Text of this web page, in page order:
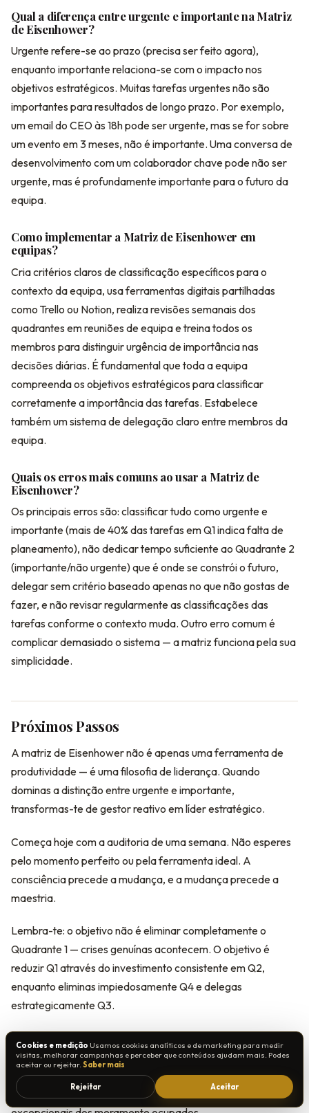
Qual a diferença entre urgente e importante na Matriz
de Eisenhower?
Urgente refere-se ao prazo (precisa ser feito agora),
enquanto importante relaciona-se com o impacto nos
objetivos estratégicos. Muitas tarefas urgentes não são
importantes para resultados de longo prazo. Por exemplo,
um email do CEO às 18h pode ser urgente, mas se for sobre
um evento em 3 meses, não é importante. Uma conversa de
desenvolvimento com um colaborador chave pode não ser
urgente, mas é profundamente importante para o futuro da
equipa.
Como implementar a Matriz de Eisenhower em
equipas?
Cria critérios claros de classificação específicos para o
contexto da equipa, usa ferramentas digitais partilhadas
como Trello ou Notion, realiza revisões semanais dos
quadrantes em reuniões de equipa e treina todos os
membros para distinguir urgência de importância nas
decisões diárias. É fundamental que toda a equipa
compreenda os objetivos estratégicos para classificar
corretamente a importância das tarefas. Estabelece
também um sistema de delegação claro entre membros da
equipa.
Quais os erros mais comuns ao usar a Matriz de
Eisenhower?
Os principais erros são: classificar tudo como urgente e
importante (mais de 40% das tarefas em Q1 indica falta de
planeamento), não dedicar tempo suficiente ao Quadrante 2
(importante/não urgente) que é onde se constrói o futuro,
delegar sem critério baseado apenas no que não gostas de
fazer, e não revisar regularmente as classificações das
tarefas conforme o contexto muda. Outro erro comum é
complicar demasiado o sistema — a matriz funciona pela sua
simplicidade.
Próximos Passos
A matriz de Eisenhower não é apenas uma ferramenta de
produtividade — é uma filosofia de liderança. Quando
dominas a distinção entre urgente e importante,
transformas-te de gestor reativo em líder estratégico.
Começa hoje com a auditoria de uma semana. Não esperes
pelo momento perfeito ou pela ferramenta ideal. A
consciência precede a mudança, e a mudança precede a
maestria.
Lembra-te: o objetivo não é eliminar completamente o
Quadrante 1 — crises genuínas acontecem. O objetivo é
reduzir Q1 através do investimento consistente em Q2,
enquanto eliminas impiedosamente Q4 e delegas
estrategicamente Q3.
agenda mais organizada, mas uma forma
fundamentalmente diferente de pensar sobre prioridades. E
essa mudança de perspetiva é o que separa líderes
Cookies e medição Usamos cookies analíticos e de marketing para medir
visitas, melhorar campanhas e perceber que conteúdos ajudam mais. Podes
aceitar ou rejeitar.Saber mais
Rejeitar Aceitar